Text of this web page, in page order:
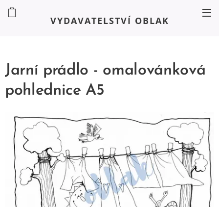
VYDAVATELSTVÍ OBLAK
Jarní prádlo - omalovánková
pohlednice A5